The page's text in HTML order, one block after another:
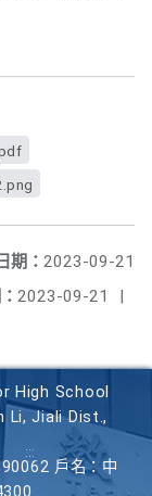
期： 2023-09-21
2023-09-21 |
High School
Li, Jiali Dist.,
戶名：中